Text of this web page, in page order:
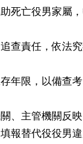
死亡役男家屬，
查責任，依法
年限，以備查考
、主管機關反映
報替代役役男